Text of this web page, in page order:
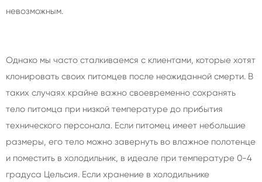
невозможным.
Однако мы часто сталкиваемся с клиентами, которые хотят
клонировать своих питомцев после неожиданной смерти. В
таких случаях крайне важно своевременно сохранять
тело питомца при низкой температуре до прибытия
технического персонала. Если питомец имеет небольшие
размеры, его тело можно завернуть во влажное полотенце
и поместить в холодильник, в идеале при температуре 0-4
градуса Цельсия. Если хранение в холодильнике